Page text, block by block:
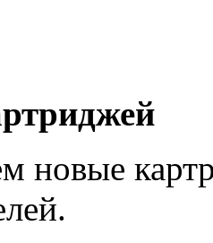
новые